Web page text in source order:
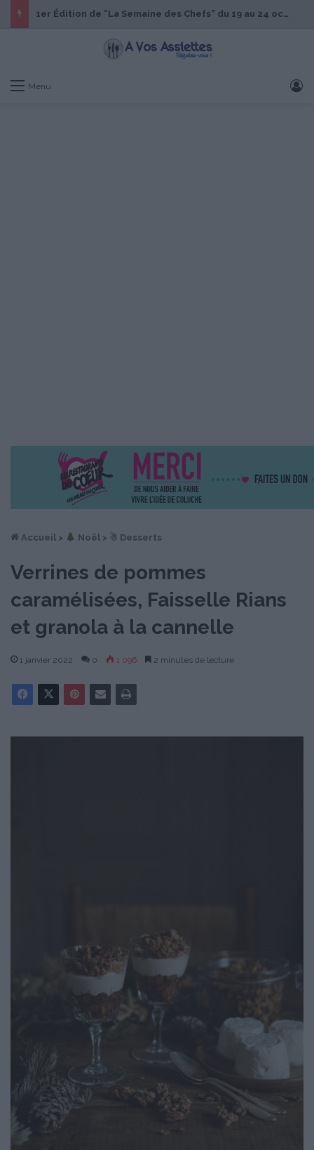
1er Édition de “La Semaine des Chefs” du 19 au 24 octobre 2026
Menu
Accueil > ︎ Noël > ☃ Desserts
Verrines de pommes
caramélisées, Faisselle Rians
et granola à la cannelle
1 janvier 2022 0 1 096 2 minutes de lecture